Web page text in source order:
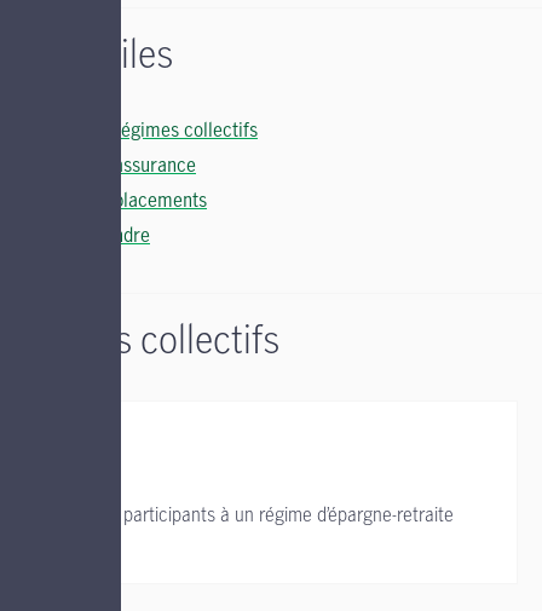
Liens utiles
Soutien régimes collectifs
Soutien assurance
Soutien placements
Nous joindre
Régimes collectifs
Soutien aux participants à un régime d’épargne-retraite